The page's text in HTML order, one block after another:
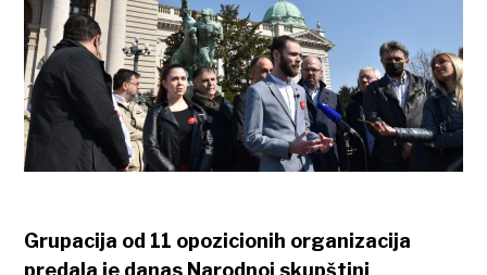
Grupacija od 11 opozicionih organizacija